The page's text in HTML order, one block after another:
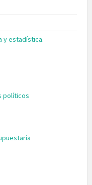
y estadística.
políticos